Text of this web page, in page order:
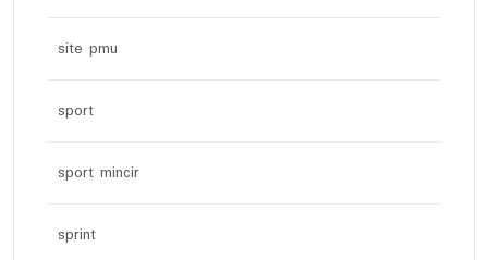
site pmu
sport
sport mincir
sprint